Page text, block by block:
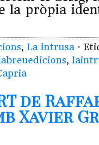
la pròpia
, La intrusa ·
,
de
Xavier